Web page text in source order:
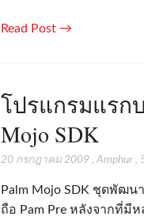
Read Post →
โปรแกรมแรกบ
Mojo SDK
20 กรกฎาคม 2009 , Amphur,
Palm Mojo SDK ชุดพัฒน
ถือ Pam Pre หลังจากที่มี